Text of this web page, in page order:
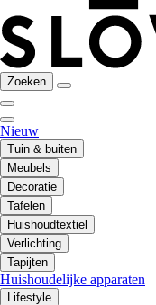
Zoeken
Nieuw
Tuin & buiten
Meubels
Decoratie
Tafelen
Huishoudtextiel
Verlichting
Tapijten
Huishoudelijke apparaten
Lifestyle